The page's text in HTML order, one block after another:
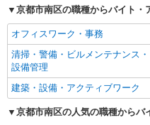
京都市南区の職種からバイト・
オフィスワーク・事務
清掃・警備・ビルメンテナンス・
設備管理
建築・設備・アクティブワーク
京都市南区の人気の職種からバ